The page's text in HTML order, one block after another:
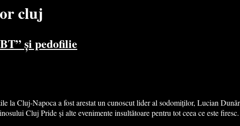
cluj
și pedofilie
la Cluj-Napoca a fost arestat un cunoscut lider al sodomiților, Lucian
Cluj Pride și alte evenimente insultătoare pentru tot ceea ce este